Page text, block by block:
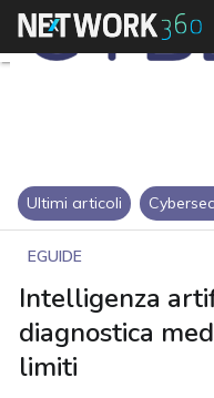
Ultimi articoli
EGUIDE
Intelligenza
diagnostica
limiti